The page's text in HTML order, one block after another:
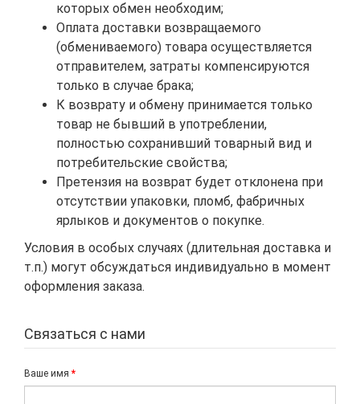
которых обмен необходим;
Оплата доставки возвращаемого
(обмениваемого) товара осуществляется
отправителем, затраты компенсируются
только в случае брака;
К возврату и обмену принимается только
товар не бывший в употреблении,
полностью сохранивший товарный вид и
потребительские свойства;
Претензия на возврат будет отклонена при
отсутствии упаковки, пломб, фабричных
ярлыков и документов о покупке.
Условия в особых случаях (длительная доставка и
т.п.) могут обсуждаться индивидуально в момент
оформления заказа.
Связаться с нами
Ваше имя